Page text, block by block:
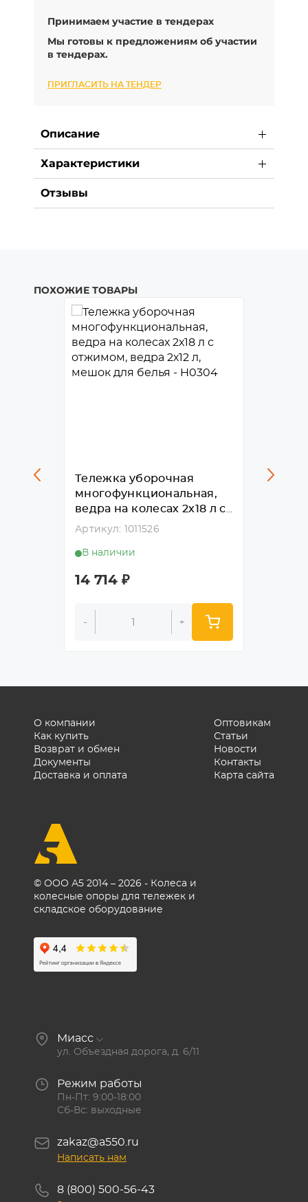
Принимаем участие в тендерах
Мы готовы к предложениям об участии
в тендерах.
ПРИГЛАСИТЬ НА ТЕНДЕР
Описание
Характеристики
Отзывы
ПОХОЖИЕ ТОВАРЫ
Тележка уборочная
многофункциональная,
ведра на колесах 2х18 л с
отжимом, ведра 2х12 л,
Артикул: 1011526
В наличии
14 714 ₽
- +
© ООО А5 2014 – 2026 - Колеса и
колесные опоры для тележек и
складское оборудование
О компании
Как купить
Возврат и обмен
Документы
Доставка и оплата
Оптовикам
Статьи
Новости
Контакты
Карта сайта
Миасс
ул. Объездная дорога, д. 6/11
Режим работы
Пн-Пт: 9:00-18:00
Сб-Вс: выходные
zakaz@a550.ru
Написать нам
8 (800) 500-56-43